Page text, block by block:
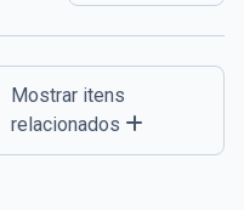
Mostrar itens
relacionados